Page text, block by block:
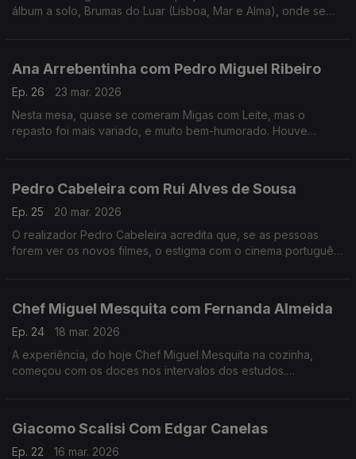
álbum a solo, Brumas do Luar (Lisboa, Mar e Alma), onde se
Ana Arrebentinha com Pedro Miguel Ribeiro
Ep. 26
23 mar. 2026
Nesta mesa, quase se comeram Migas com Leite, mas o
repasto foi mais variado, e muito bem-humorado. Houve
Pedro Cabeleira com Rui Alves de Sousa
Ep. 25
20 mar. 2026
O realizador Pedro Cabeleira acredita que, se as pessoas
forem ver os novos filmes, o estigma com o cinema português
Chef Miguel Mesquita com Fernanda Almeida
Ep. 24
18 mar. 2026
A experiência, do hoje Chef Miguel Mesquita na cozinha,
começou com os doces nos intervalos dos estudos.
Giacomo Scalisi Com Edgar Canelas
Ep. 22
16 mar. 2026